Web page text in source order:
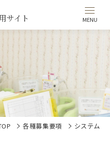
サイト
各種募集要項 システム